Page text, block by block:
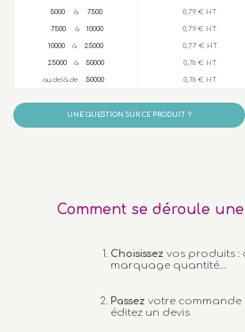
5000à 7500 0,79 € HT
7500à 10000 0,79 € HT
10000 à 25000 0,77 € HT
25000 à 50000 0,76 € HT
au delà de 50000 0,76 € HT
UNE QUESTION SUR CE PRODUIT ?
Comment se déroule
Choisissez vos produits :
marquage quantité…
Passez votre commande
éditez un devis